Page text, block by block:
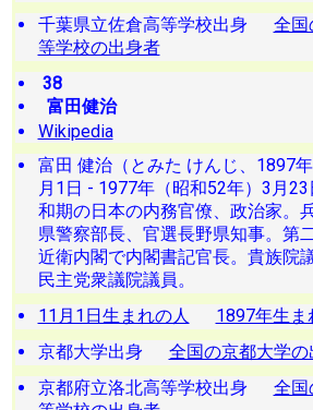
千葉県立佐倉高等学校出身 全国
等学校の出身者
38
富田健治
Wikipedia
富田 健治（とみた けんじ、1897
月1日 - 1977年（昭和52年）3月
和期の日本の内務官僚、政治家。
県警察部長、官選長野県知事。第
近衛内閣で内閣書記官長。貴族院
民主党衆議院議員。
11月1日生まれの人
1897年生ま
京都大学出身 全国の京都大学の
京都府立洛北高等学校出身 全国